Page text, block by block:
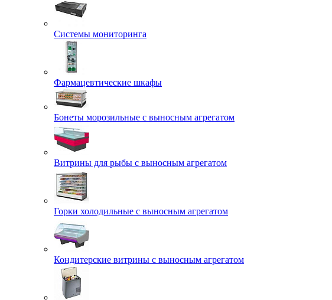
Системы мониторинга
Фармацевтические шкафы
Бонеты морозильные с выносным агрегатом
Витрины для рыбы с выносным агрегатом
Горки холодильные с выносным агрегатом
Кондитерские витрины с выносным агрегатом